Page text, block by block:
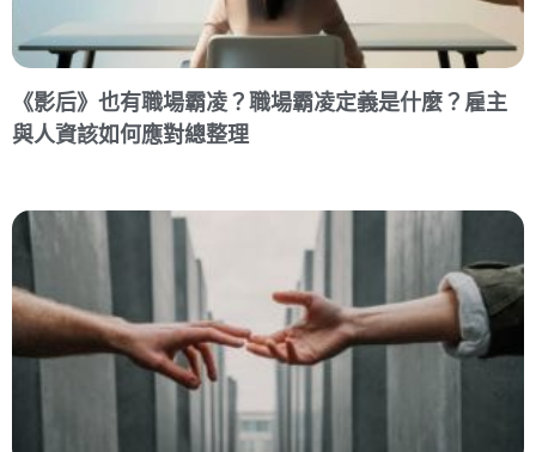
《影后》也有職場霸凌？職場霸凌定義是什麼？雇主
與人資該如何應對總整理